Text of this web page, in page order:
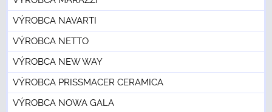
VÝROBCA NAVARTI
VÝROBCA NETTO
VÝROBCA NEW WAY
VÝROBCA PRISSMACER CERAMICA
VÝROBCA NOWA GALA